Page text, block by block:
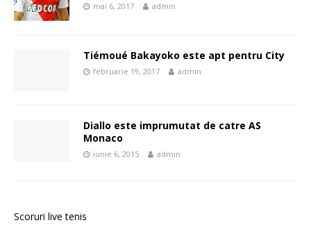
mai 6, 2017 admin
Tiémoué Bakayoko este apt pentru City
februarie 19, 2017 admin
Diallo este imprumutat de catre AS
Monaco
iunie 6, 2015 admin
Scoruri live tenis